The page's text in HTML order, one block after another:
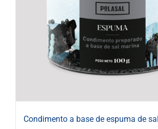
Condimento a base de espuma de